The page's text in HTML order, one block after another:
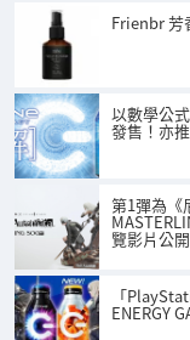
Frienbr 芳
以數學公
發售！亦
第1彈為《
覽影片公開
「
ENERGY